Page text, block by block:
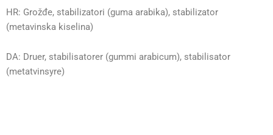
HR: Grožđe, stabilizatori (guma arabika), stabilizator
(metavinska kiselina)
DA: Druer, stabilisatorer (gummi arabicum), stabilisator
(metatvinsyre)